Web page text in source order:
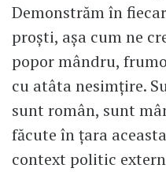
Demonstrăm în
proşti, aşa cum ne
popor mândru,
cu atâta nesimţire.
sunt român, sunt
făcute în ţara
context politic